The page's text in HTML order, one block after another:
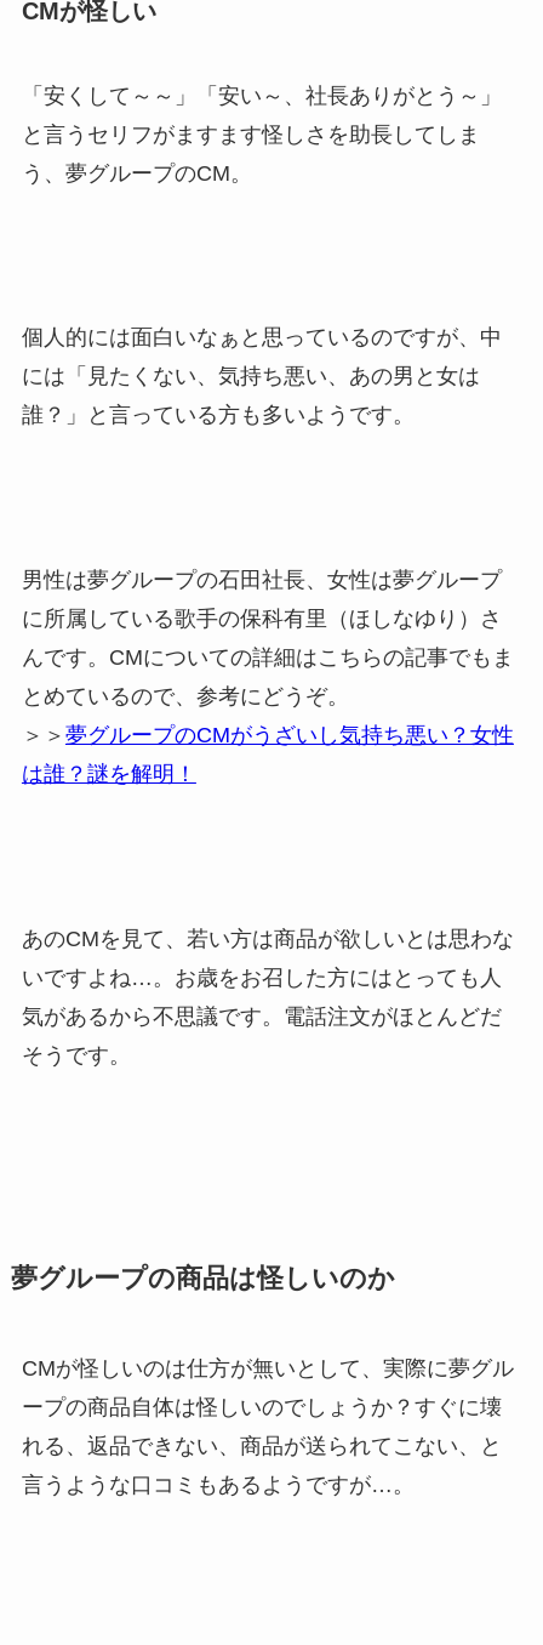
CMが怪しい
「安くして～～」「安い～、社長ありがとう～」
と言うセリフがますます怪しさを助長してしま
う、夢グループのCM。
個人的には面白いなぁと思っているのですが、中
には「見たくない、気持ち悪い、あの男と女は
誰？」と言っている方も多いようです。
男性は夢グループの石田社長、女性は夢グループ
に所属している歌手の保科有里（ほしなゆり）さ
んです。CMについての詳細はこちらの記事でもま
とめているので、参考にどうぞ。
＞＞ 夢グループのCMがうざいし気持ち悪い？女性
は誰？謎を解明！
あのCMを見て、若い方は商品が欲しいとは思わな
いですよね…。お歳をお召した方にはとっても人
気があるから不思議です。電話注文がほとんどだ
そうです。
夢グループの商品は怪しいのか
CMが怪しいのは仕方が無いとして、実際に夢グル
ープの商品自体は怪しいのでしょうか？すぐに壊
れる、返品できない、商品が送られてこない、と
言うような口コミもあるようですが…。